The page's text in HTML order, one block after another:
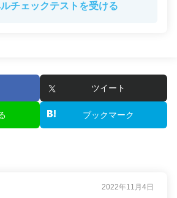
チェックテストを受ける
ツイート
ブックマーク
2022年11月4日